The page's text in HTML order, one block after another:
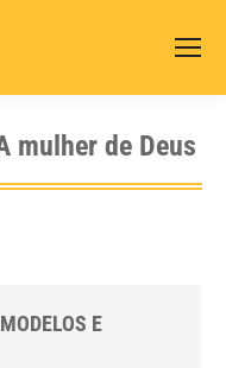
mulher de Deus
E